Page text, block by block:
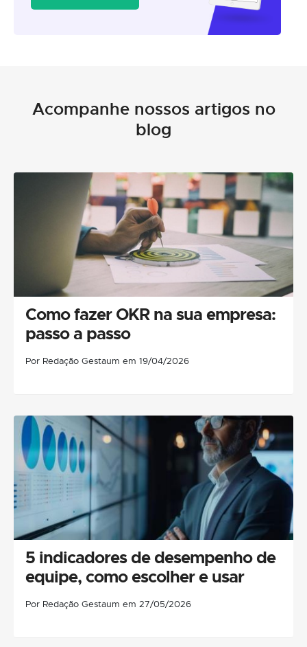
Acompanhe nossos artigos no
blog
Como fazer OKR na sua empresa:
passo a passo
Por Redação Gestaum em 19/04/2026
5 indicadores de desempenho de
equipe, como escolher e usar
Por Redação Gestaum em 27/05/2026